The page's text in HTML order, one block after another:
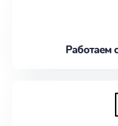
Работаем